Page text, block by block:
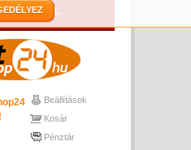
Beállítások
Kosár
Pénztár